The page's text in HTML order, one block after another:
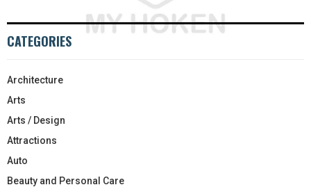
CATEGORIES
Architecture
Arts
Arts / Design
Attractions
Auto
Beauty and Personal Care